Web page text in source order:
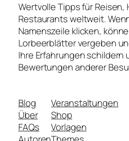
Wertvolle Tipps für Reisen,
Restaurants weltweit.
Namenszeile klicken,
Lorbeerblätter vergeben
Ihre Erfahrungen schildern
Bewertungen anderer
Blog
Über
FAQs
Veranstaltungen
Shop
Vorlagen